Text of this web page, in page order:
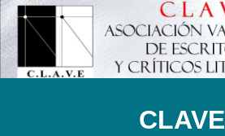
CLAVE